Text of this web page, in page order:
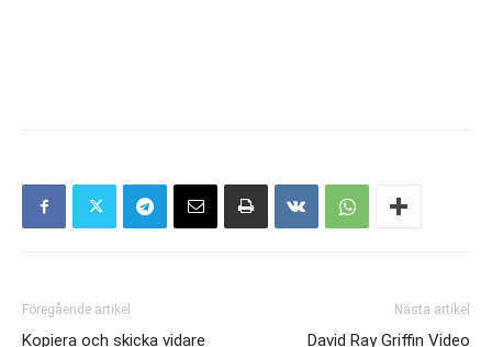
Föregående artikel
Kopiera och skicka vidare
Nästa artikel
David Ray Griffin Video